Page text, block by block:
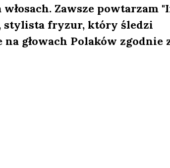
Zawsze powtarzam
stylista fryzur, który śledzi
głowach Polaków zgodnie